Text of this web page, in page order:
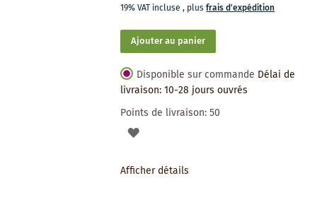
19% VAT incluse, plusfrais d'expédition
Ajouter au panier
Disponible sur commande Délai de
livraison: 10-28 jours ouvrés
Points de livraison:50
AJOUTER
Afficher détails